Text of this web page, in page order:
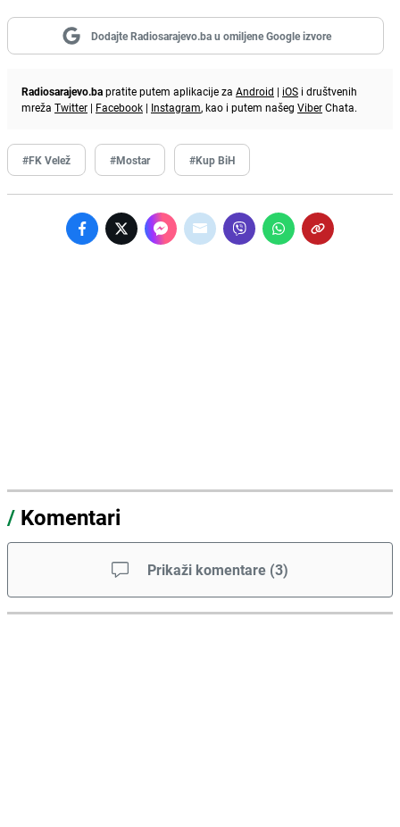
Dodajte Radiosarajevo.ba u omiljene Google izvore
Radiosarajevo.bapratite putem aplikacije za Android | iOS i društvenih
mreža Twitter | Facebook | Instagram, kao i putem našeg ViberChata.
#FK Velež #Mostar #Kup BiH
/ Komentari
Prikaži komentare (3)